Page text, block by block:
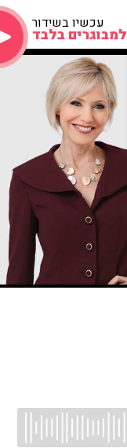
עכשיו בשידור
למבוגרים בלבד